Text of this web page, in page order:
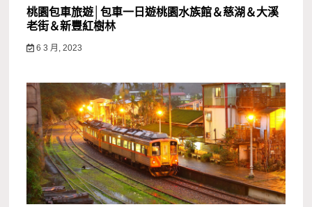
桃園包車旅遊│包車一日遊桃園水族館＆慈湖＆大溪
老街＆新豐紅樹林
6 3 月, 2023